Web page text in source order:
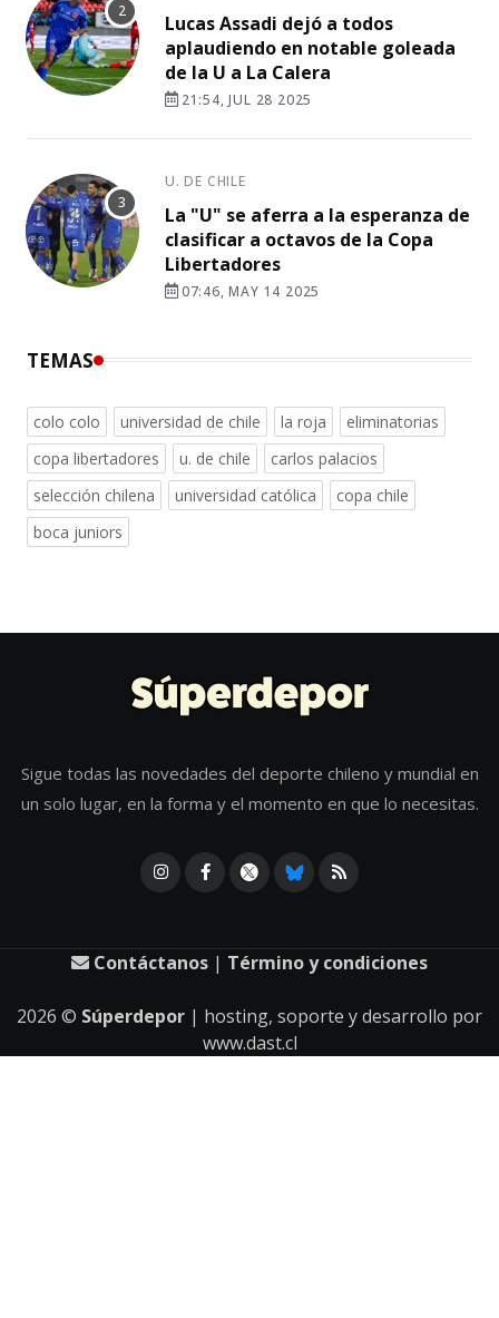
Lucas Assadi dejó a todos
aplaudiendo en notable goleada
de la U a La Calera
21:54, JUL 28 2025
U. DE CHILE
La "U" se aferra a la esperanza de
clasificar a octavos de la Copa
Libertadores
07:46, MAY 14 2025
TEMAS
colo colo universidad de chile la roja
eliminatorias
copa libertadores
u. de chile
carlos palacios
selección chilena
universidad católica
copa chile
boca juniors
Sigue todas las novedades del deporte chileno y mundial en
un solo lugar, en la forma y el momento en que lo necesitas.
Contáctanos | Término y condiciones
2026 © Súperdepor | hosting, soporte y desarrollo por
www.dast.cl